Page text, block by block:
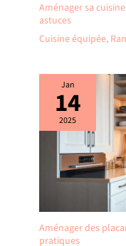
Aménager sa
astuces
Cuisine équipée,
Jan
14
2025
Aménager des
pratiques